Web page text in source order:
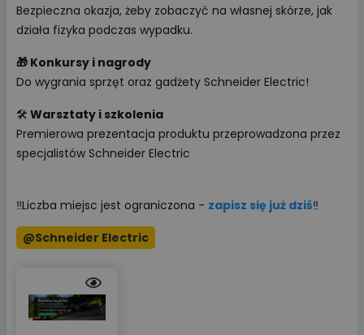
Bezpieczna okazja, żeby zobaczyć na własnej skórze, jak
działa fizyka podczas wypadku.
🎁 Konkursy i nagrody
Do wygrania sprzęt oraz gadżety Schneider Electric!
🛠️ Warsztaty i szkolenia
Premierowa prezentacja produktu przeprowadzona przez
specjalistów Schneider Electric
‼️Liczba miejsc jest ograniczona - zapisz się już dziś‼️
@Schneider Electric